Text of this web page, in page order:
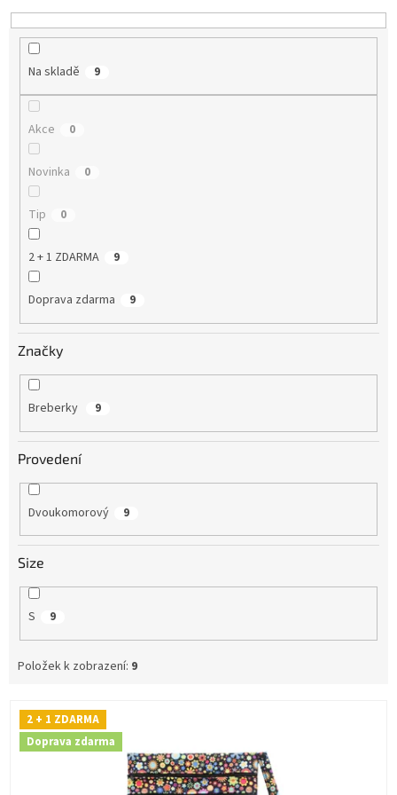
k
t
Na skladě 9
Akce 0
Novinka 0
Tip 0
2 + 1 ZDARMA 9
Doprava zdarma 9
Značky
Breberky 9
Provedení
Dvoukomorový 9
Size
S 9
Položek k zobrazení: 9
2 + 1 ZDARMA
Doprava zdarma